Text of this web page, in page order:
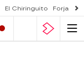
El Chiringuito Forjado